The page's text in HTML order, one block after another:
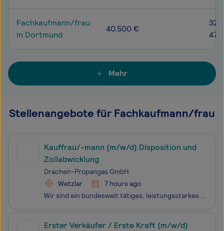
Fachkaufmann/frau
in Dortmund
40.500 €
Mehr
Stellenangebote für Fachkaufmann/frau
Kauffrau/-mann (m/w/d) Disposition und
Zollabwicklung
Drachen-Propangas GmbH
Wetzlar
7 hours ago
Wir sind ein bundesweit tätiges, leistungsstarkes Energie­ver­sor­gungs­unter­nehmen der Flüssiggasbranche mit über 60 Jahren Erfahrung. Als zuverlässiger Partner beliefern wir Kunden aus Industrie, Handwerk, Landwirtschaft so­wie Privathaushalte. Bringe deine Energie in unserer Zentrale
Erster Verkäufer / Erste Kraft (m/w/d)